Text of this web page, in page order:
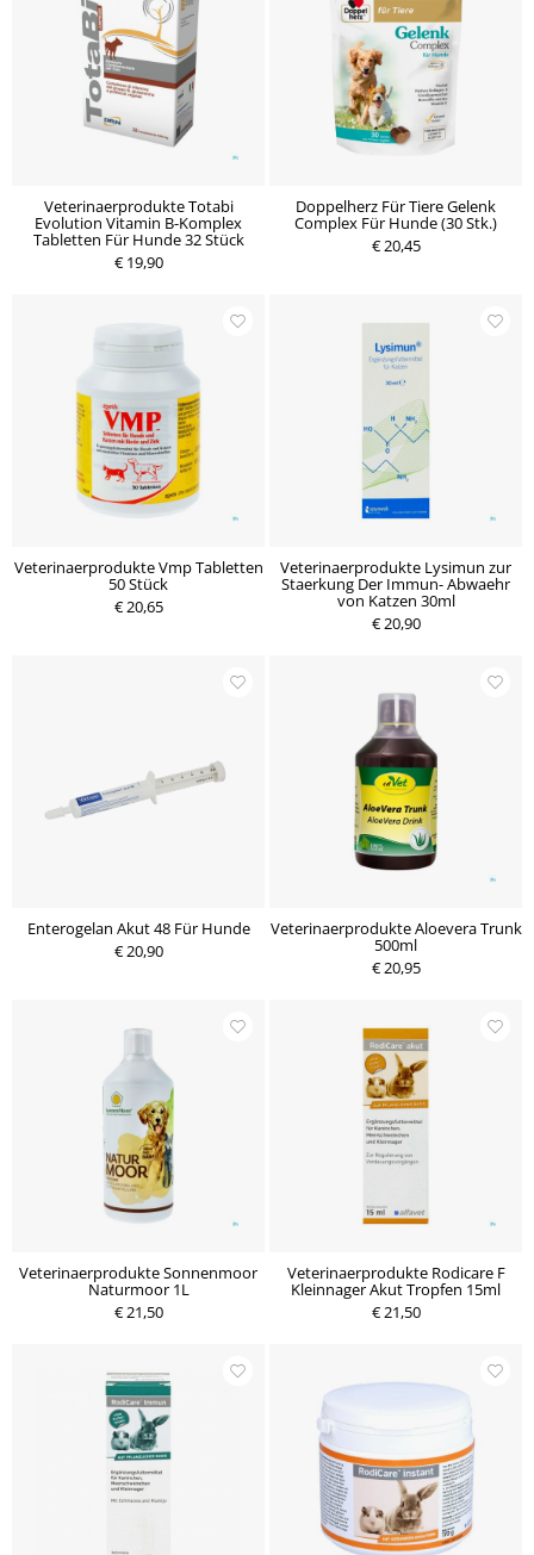
Veterinaerprodukte Totabi
Evolution Vitamin B-Komplex
Tabletten Für Hunde 32 Stück
€ 19,90
Doppelherz Für Tiere Gelenk
Complex Für Hunde (30 Stk.)
€ 20,45
Veterinaerprodukte Vmp Tabletten
50 Stück
€ 20,65
Veterinaerprodukte Lysimun zur
Staerkung Der Immun- Abwaehr
von Katzen 30ml
€ 20,90
Enterogelan Akut 48 Für Hunde
€ 20,90
Veterinaerprodukte Aloevera Trunk
500ml
€ 20,95
Veterinaerprodukte Sonnenmoor
Naturmoor 1L
€ 21,50
Veterinaerprodukte Rodicare F
Kleinnager Akut Tropfen 15ml
€ 21,50